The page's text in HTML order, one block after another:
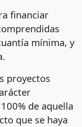
financiar
mínima, y
proyectos
de aquella
que se haya